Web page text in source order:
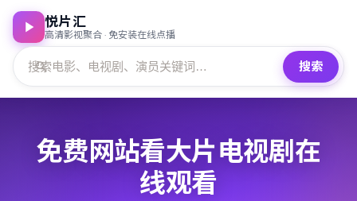
悦片汇
高清影视聚合 · 免安装在线点播
搜索
免费网站看大片电视剧在
线观看